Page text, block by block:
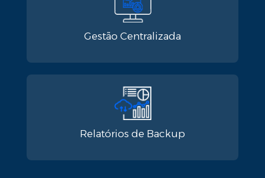
Gestão Centralizada​
Relatórios de Backup​